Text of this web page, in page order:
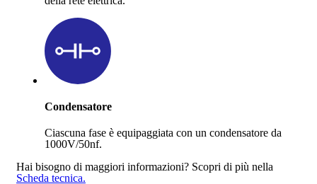
Condensatore
Ciascuna fase è equipaggiata con un condensatore da
1000V/50nf.
Hai bisogno di maggiori informazioni? Scopri di più nella
Scheda tecnica.